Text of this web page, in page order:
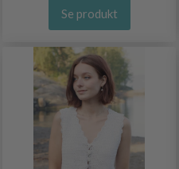
Se produkt